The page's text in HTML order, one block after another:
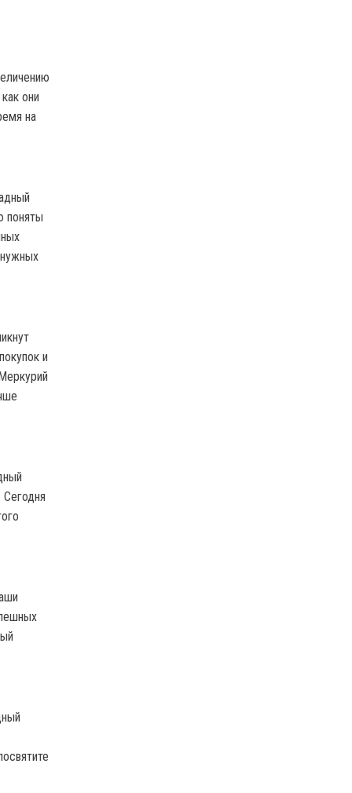
они
на
поняты
и